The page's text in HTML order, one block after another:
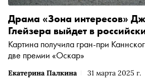
Екатерина Палкина 31 марта 2025 г.
Драма «Зона интересов»
Глейзера выйдет в
Картина получила гран-при
две премии «Оскар»